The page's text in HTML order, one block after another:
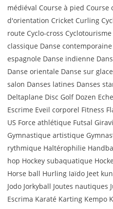
médiéval Course à pied Course
d'orientation Cricket Curling
route Cyclo-cross
classique Danse
espagnole Danse indienne
Danse orientale Danse sur
salon Danses latines Danses
Deltaplane Disc Golf Dozen
Escrime Eveil corporel Fitness
US Force athlétique Futsal
Gymnastique artistique
rythmique Haltérophilie
hop Hockey subaquatique
Horse ball Hurling Iaïdo Jeet
Jodo Jorkyball Joutes nautiques
Escrima Karaté Karting Kempo